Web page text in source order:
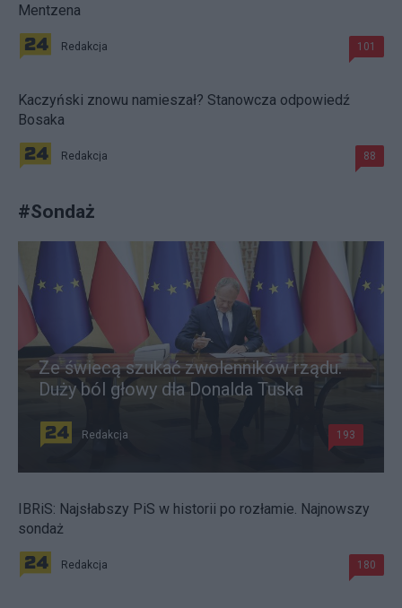
Mentzena
Redakcja 101
Kaczyński znowu namieszał? Stanowcza odpowiedź
Bosaka
Redakcja 88
#Sondaż
Ze świecą szukać zwolenników rządu.
Duży ból głowy dla Donalda Tuska
Redakcja 193
IBRiS: Najsłabszy PiS w historii po rozłamie. Najnowszy
sondaż
Redakcja 180